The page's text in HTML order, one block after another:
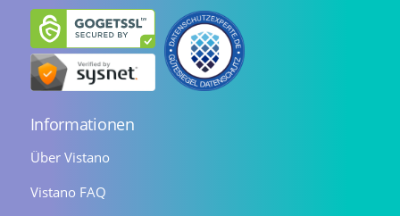
Informationen
Über Vistano
Vistano FAQ